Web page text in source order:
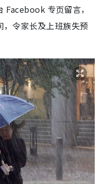
专页留言，
令家长及上班族失预